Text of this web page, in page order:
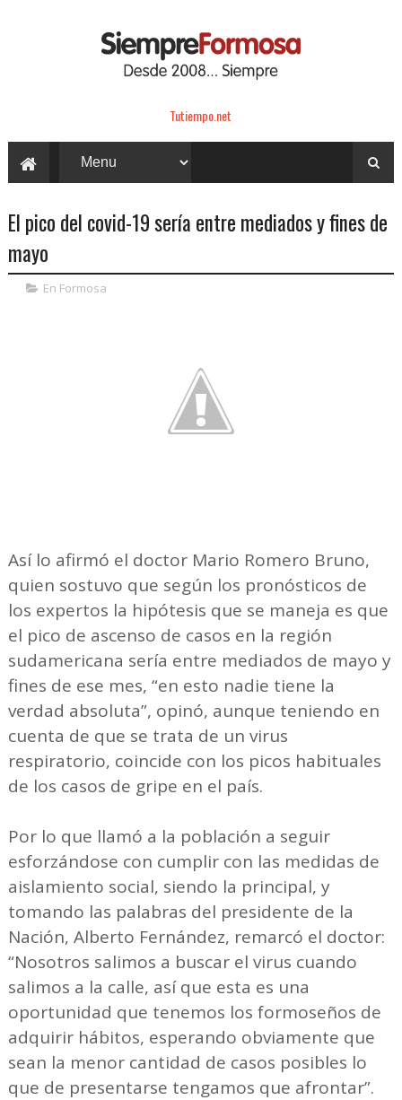
Tutiempo.net
El pico del covid-19 sería entre mediados y fines de
mayo
En Formosa
Así lo afirmó el doctor Mario Romero Bruno,
quien sostuvo que según los pronósticos de
los expertos la hipótesis que se maneja es que
el pico de ascenso de casos en la región
sudamericana sería entre mediados de mayo y
fines de ese mes, “en esto nadie tiene la
verdad absoluta”, opinó, aunque teniendo en
cuenta de que se trata de un virus
respiratorio, coincide con los picos habituales
de los casos de gripe en el país.
Por lo que llamó a la población a seguir
esforzándose con cumplir con las medidas de
aislamiento social, siendo la principal, y
tomando las palabras del presidente de la
Nación, Alberto Fernández, remarcó el doctor:
“Nosotros salimos a buscar el virus cuando
salimos a la calle, así que esta es una
oportunidad que tenemos los formoseños de
adquirir hábitos, esperando obviamente que
sean la menor cantidad de casos posibles lo
que de presentarse tengamos que afrontar”.